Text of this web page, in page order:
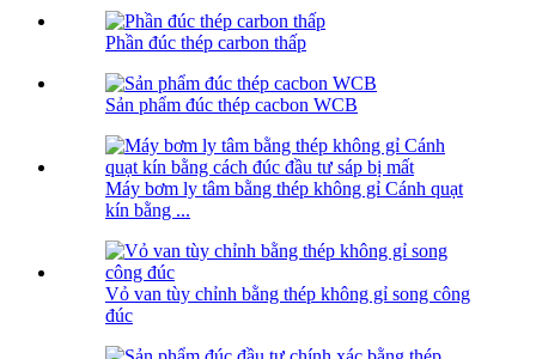
Phần đúc thép carbon thấp
Sản phẩm đúc thép cacbon WCB
Máy bơm ly tâm bằng thép không gỉ Cánh quạt
kín bằng ...
Vỏ van tùy chỉnh bằng thép không gỉ song công
đúc